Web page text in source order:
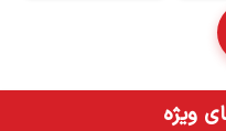
ویژه